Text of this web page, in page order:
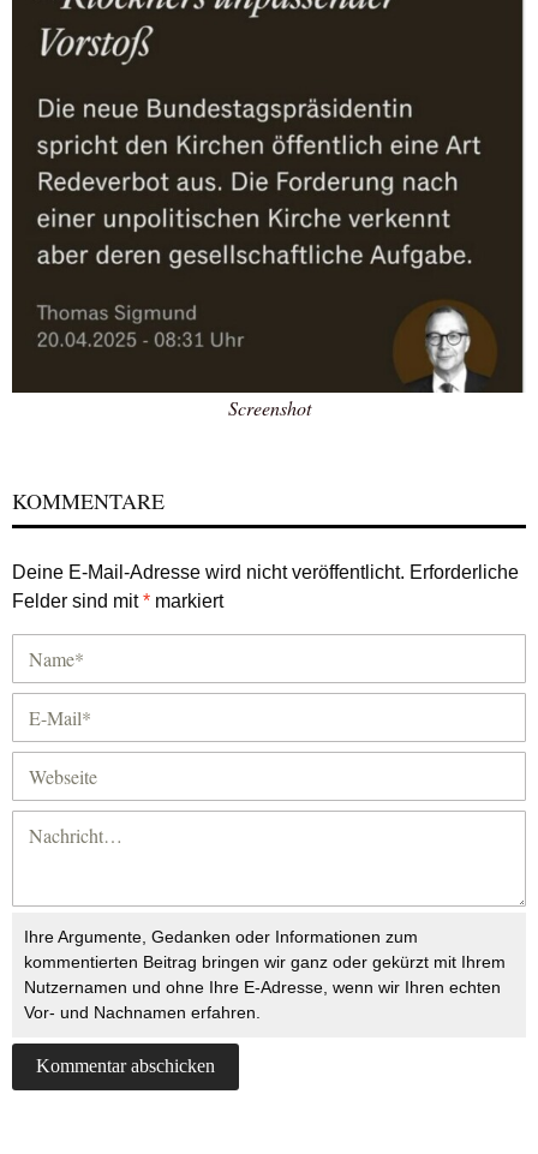
Screenshot
KOMMENTARE
Deine E-Mail-Adresse wird nicht veröffentlicht. Erforderliche
Felder sind mit* markiert
Ihre Argumente, Gedanken oder Informationen zum
kommentierten Beitrag bringen wir ganz oder gekürzt mit Ihrem
Nutzernamen und ohne Ihre E-Adresse, wenn wir Ihren echten
Vor- und Nachnamen erfahren.